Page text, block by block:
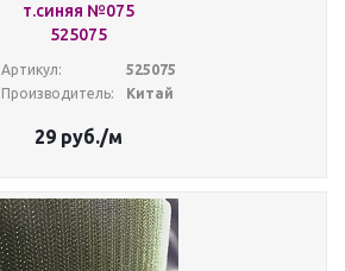
т.синяя №075
525075
Артикул:
525075
Производитель:
Китай
29 руб./м